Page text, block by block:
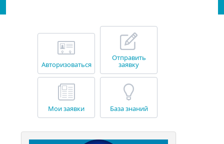
Авторизоваться
Отправить
заявку
Мои заявки База знаний